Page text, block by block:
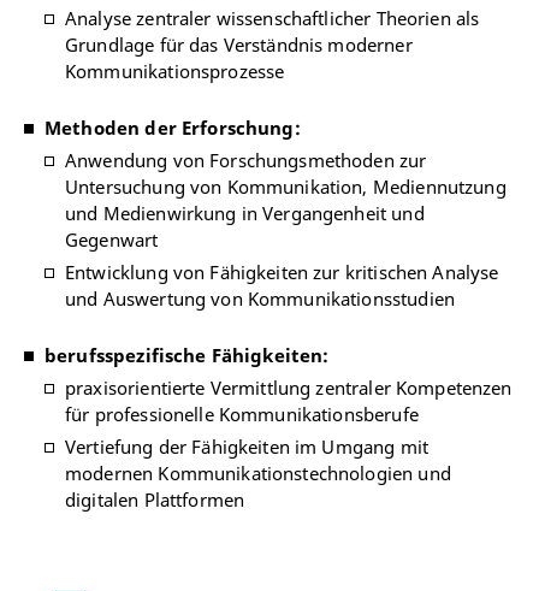
Analyse zentraler wissenschaftlicher Theorien als
Grundlage für das Verständnis moderner
Kommunikationsprozesse
Methoden der Erforschung:
Anwendung von Forschungsmethoden zur
Untersuchung von Kommunikation, Mediennutzung
und Medienwirkung in Vergangenheit und
Gegenwart
Entwicklung von Fähigkeiten zur kritischen Analyse
und Auswertung von Kommunikationsstudien
berufsspezifische Fähigkeiten:
praxisorientierte Vermittlung zentraler Kompetenzen
für professionelle Kommunikationsberufe
Vertiefung der Fähigkeiten im Umgang mit
modernen Kommunikationstechnologien und
digitalen Plattformen